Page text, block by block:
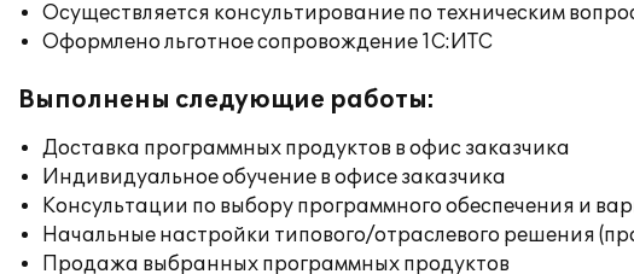
Осуществляется консультирование по техническим
Оформлено льготное сопровождение 1С:ИТС
Выполнены следующие работы:
Доставка программных продуктов в офис заказчика
Индивидуальное обучение в офисе заказчика
Консультации по выбору программного обеспечения и
Начальные настройки типового/отраслевого решения
Продажа выбранных программных продуктов